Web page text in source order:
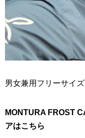
男女兼用フリーサイズ
MONTURA FROST
アはこちら